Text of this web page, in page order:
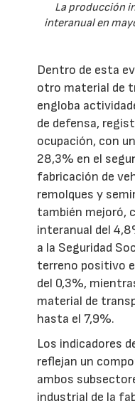
La producción
interanual en
Dentro de esta
otro material de
engloba
de defensa,
ocupación, con
28,3% en el
fabricación de
remolques y
también mejoró,
interanual del
a la Seguridad
terreno positivo
del 0,3%,
material de
hasta el 7,9%.
Los indicadores
reflejan un
ambos
industrial de la